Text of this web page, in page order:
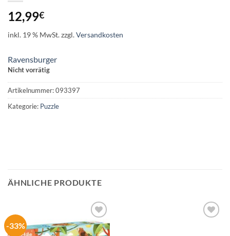
12,99€
inkl. 19 % MwSt.zzgl.Versandkosten
Ravensburger
Nicht vorrätig
Artikelnummer:093397
Kategorie: Puzzle
ÄHNLICHE PRODUKTE
-33%
Auf die
Wunschliste